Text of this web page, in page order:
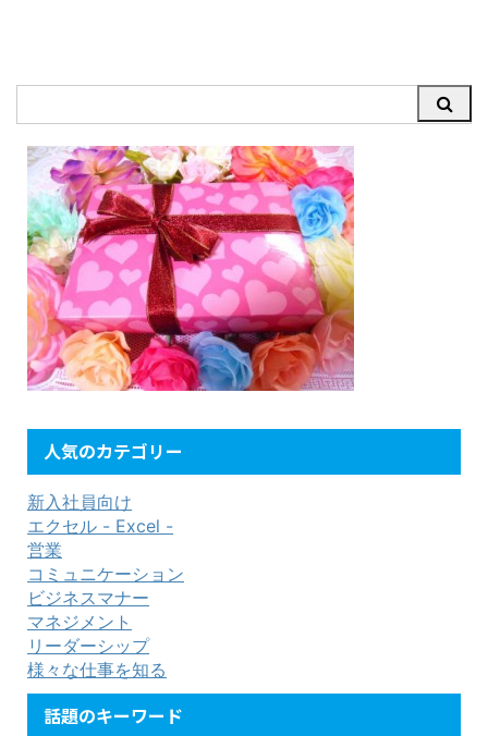
人気のカテゴリー
新入社員向け
エクセル - Excel -
営業
コミュニケーション
ビジネスマナー
マネジメント
リーダーシップ
様々な仕事を知る
話題のキーワード